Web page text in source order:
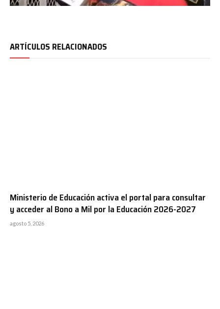
ARTÍCULOS RELACIONADOS
Ministerio de Educación activa el portal para consultar
y acceder al Bono a Mil por la Educación 2026-2027
agosto 5, 2026